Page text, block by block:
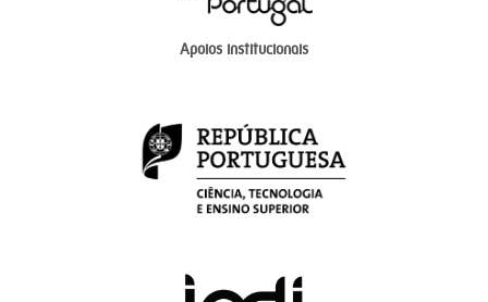
Apoios institucionais